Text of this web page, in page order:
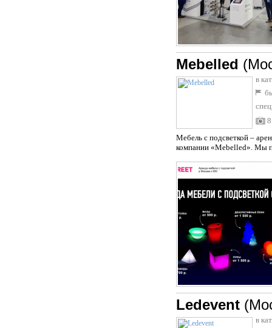
Mebelled
в
8
Мебель с подсветкой –
компании «Mebelled». Мы
Ledevent
в